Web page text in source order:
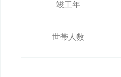
竣工年
世帯人数